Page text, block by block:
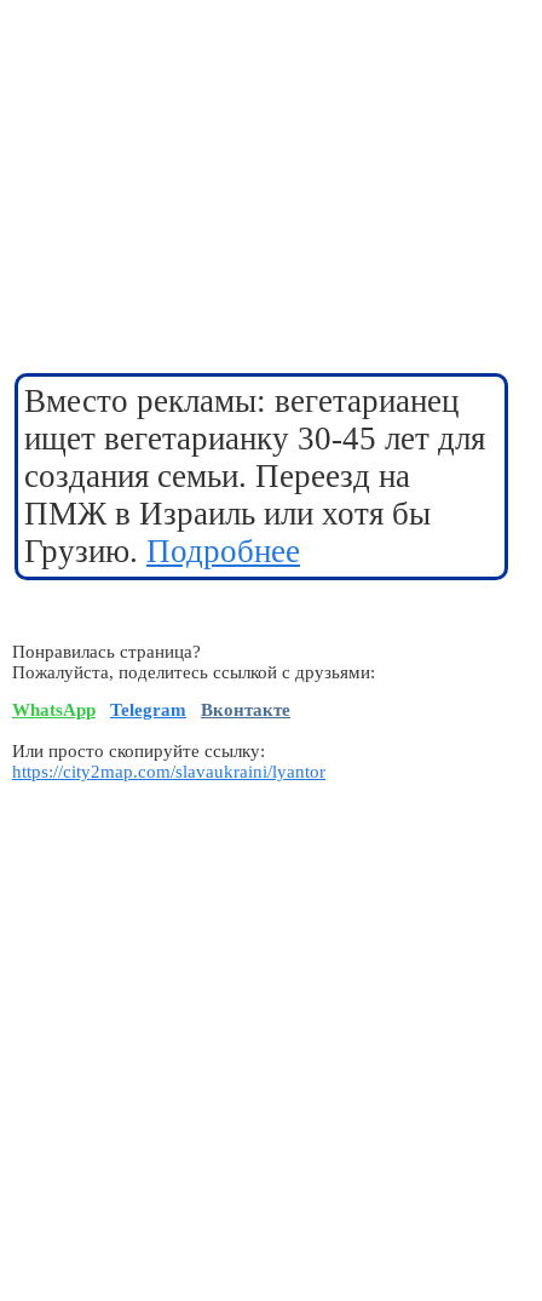
Вместо рекламы: вегетарианец
ищет вегетарианку 30-45 лет для
создания семьи. Переезд на
ПМЖ в Израиль или хотя бы
Грузию. Подробнее
Понравилась страница?
Пожалуйста, поделитесь ссылкой с друзьями:
WhatsApp
Telegram Вконтакте
Или просто скопируйте ссылку:
https://city2map.com/slavaukraini/lyantor